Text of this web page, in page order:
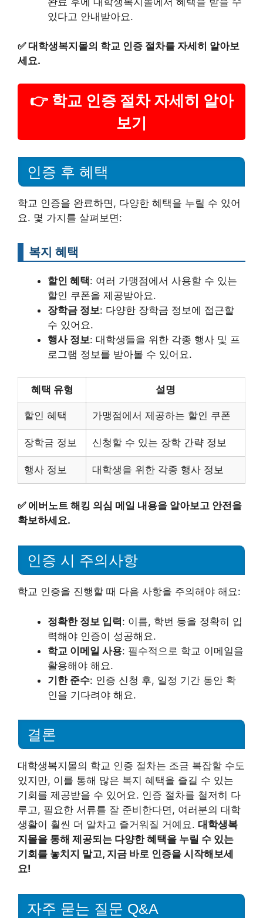
있다고 안내받아요.
✅대학생복지몰의 학교 인증 절차를 자세히 알아보
세요.
👉 학교 인증 절차 자세히 알아
보기
인증 후 혜택
학교 인증을 완료하면, 다양한 혜택을 누릴 수 있어
요. 몇 가지를 살펴보면:
복지 혜택
할인 혜택: 여러 가맹점에서 사용할 수 있는
할인 쿠폰을 제공받아요.
장학금 정보: 다양한 장학금 정보에 접근할
수 있어요.
행사 정보: 대학생들을 위한 각종 행사 및 프
로그램 정보를 받아볼 수 있어요.
혜택 유형 설명
할인 혜택 가맹점에서 제공하는 할인 쿠폰
장학금 정보 신청할 수 있는 장학 간략 정보
행사 정보 대학생을 위한 각종 행사 정보
✅ 에버노트 해킹 의심 메일 내용을 알아보고 안전을
확보하세요.
인증 시 주의사항
학교 인증을 진행할 때 다음 사항을 주의해야 해요:
정확한 정보 입력: 이름, 학번 등을 정확히 입
력해야 인증이 성공해요.
학교 이메일 사용: 필수적으로 학교 이메일을
활용해야 해요.
기한 준수: 인증 신청 후, 일정 기간 동안 확
인을 기다려야 해요.
결론
대학생복지몰의 학교 인증 절차는 조금 복잡할 수도
있지만, 이를 통해 많은 복지 혜택을 즐길 수 있는
기회를 제공받을 수 있어요. 인증 절차를 철저히 다
루고, 필요한 서류를 잘 준비한다면, 여러분의 대학
생활이 훨씬 더 알차고 즐거워질 거예요. 대학생복
지몰을 통해 제공되는 다양한 혜택을 누릴 수 있는
기회를 놓치지 말고, 지금 바로 인증을 시작해보세
요!
자주 묻는 질문 Q&A